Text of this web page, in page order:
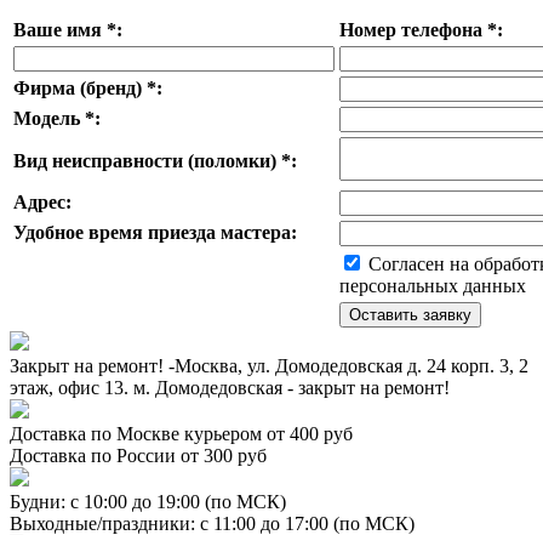
Ваше имя *: Номер телефона *:
Фирма (бренд) *:
Модель *:
Вид неисправности (поломки) *:
Адрес:
Удобное время приезда мастера:
Согласен на
персональных данных
Закрыт на ремонт! -Москва, ул. Домодедовская д. 24 корп. 3, 2
этаж, офис 13. м. Домодедовская - закрыт на ремонт!
Доставка по Москве курьером от 400 руб
Доставка по России от 300 руб
Будни: с 10:00 до 19:00 (по МСК)
Выходные/праздники: с 11:00 до 17:00 (по МСК)